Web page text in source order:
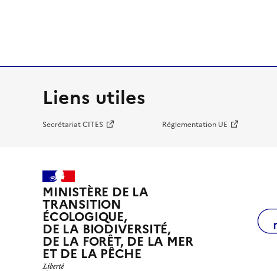
Liens utiles
Secrétariat CITES Réglementation UE
MINISTÈRE DE LA
TRANSITION
ÉCOLOGIQUE,
DE LA BIODIVERSITÉ,
DE LA FORÊT, DE LA MER
ET DE LA PÊCHE